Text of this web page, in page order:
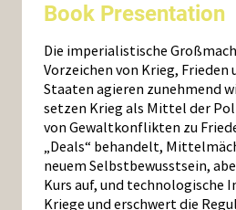
Book Presentation
Die imperialistische
Vorzeichen von Krieg, Frieden
Staaten agieren zunehmend
setzen Krieg als Mittel der
von Gewaltkonflikten zu
„Deals“ behandelt,
neuem Selbstbewusstsein,
Kurs auf, und technologische
Kriege und erschwert die